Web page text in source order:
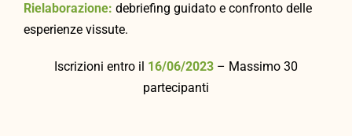
Rielaborazione: debriefing guidato e confronto delle
esperienze vissute.
Iscrizioni entro il 16/06/2023 – Massimo 30
partecipanti